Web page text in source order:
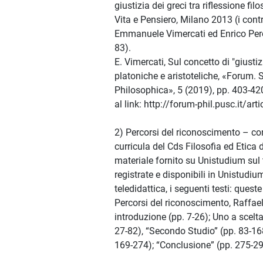
giustizia dei greci tra riflessione
Vita e Pensiero, Milano 2013 (i
Emmanuele Vimercati ed Enrico
83).
E. Vimercati, Sul concetto di
platoniche e aristoteliche, «Forum.
Philosophica», 5 (2019), pp. 403-
al link: http://forum-phil.pusc.it/
2) Percorsi del riconoscimento –
curricula del Cds Filosofia ed Etica
materiale fornito su Unistudium sul
registrate e disponibili in
teledidattica, i seguenti testi: queste
Percorsi del riconoscimento,
introduzione (pp. 7-26); Uno a
27-82), “Secondo Studio” (pp. 83-
169-274); “Conclusione” (pp. 275-